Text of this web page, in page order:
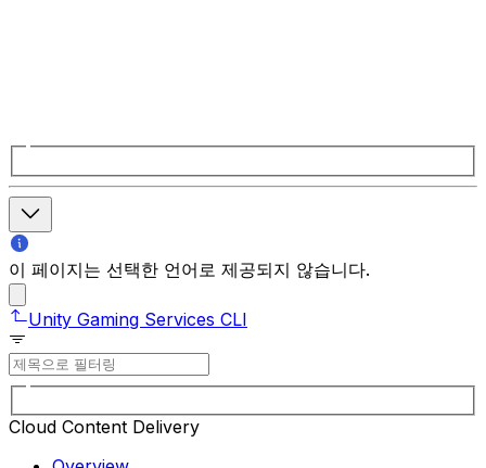
이 페이지는 선택한 언어로 제공되지 않습니다.
Unity Gaming Services CLI
Cloud Content Delivery